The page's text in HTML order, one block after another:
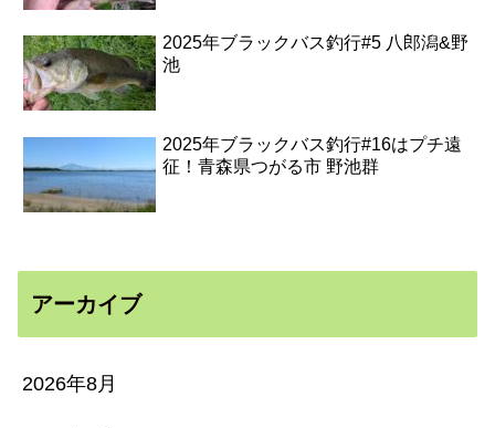
2025年ブラックバス釣行#5 八郎潟&野
池
2025年ブラックバス釣行#16はプチ遠
征！青森県つがる市 野池群
アーカイブ
2026年8月